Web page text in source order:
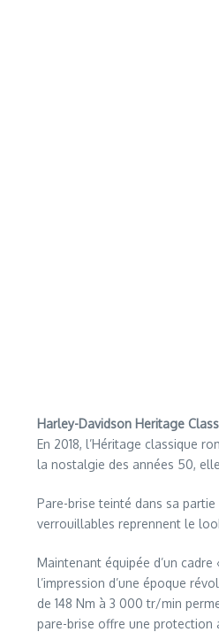
Harley-Davidson Heritage
En 2018, l’Héritage classique
la nostalgie des années 50,
Pare-brise teinté dans sa
verrouillables reprennent le
Maintenant équipée d’un
l’impression d’une époque
de 148 Nm à 3 000 tr/min
pare-brise offre une protection